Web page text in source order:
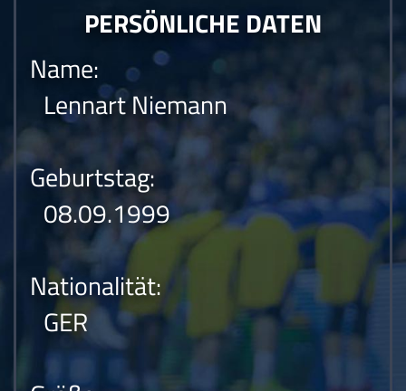
PERSÖNLICHE DATEN
Name:
Lennart Niemann
Geburtstag:
08.09.1999
Nationalität:
GER